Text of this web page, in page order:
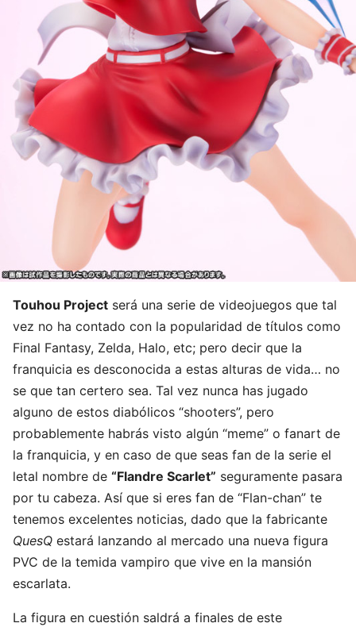
Touhou Project será una serie de videojuegos que tal
vez no ha contado con la popularidad de títulos como
Final Fantasy, Zelda, Halo, etc; pero decir que la
franquicia es desconocida a estas alturas de vida… no
se que tan certero sea. Tal vez nunca has jugado
alguno de estos diabólicos “shooters”, pero
probablemente habrás visto algún “meme” o fanart de
la franquicia, y en caso de que seas fan de la serie el
letal nombre de “Flandre Scarlet” seguramente pasara
por tu cabeza. Así que si eres fan de “Flan-chan” te
tenemos excelentes noticias, dado que la fabricante
QuesQ estará lanzando al mercado una nueva figura
PVC de la temida vampiro que vive en la mansión
escarlata.
La figura en cuestión saldrá a finales de este